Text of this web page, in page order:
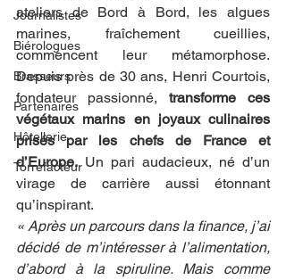
Journalistes
Biérologues
Brasseurs
Partenaires
Hôtellerie
Torrefacteur
ateliers de Bord à Bord, les algues
marines, fraîchement cueillies,
commencent leur métamorphose.
Depuis près de 30 ans, Henri Courtois,
fondateur passionné, transforme ces
végétaux marins en joyaux culinaires
prisés par les chefs de France et
d’Europe. Un pari audacieux, né d’un
virage de carrière aussi étonnant
qu’inspirant.
« Après un parcours dans la finance, j’ai
décidé de m’intéresser à l’alimentation,
d’abord à la spiruline. Mais comme